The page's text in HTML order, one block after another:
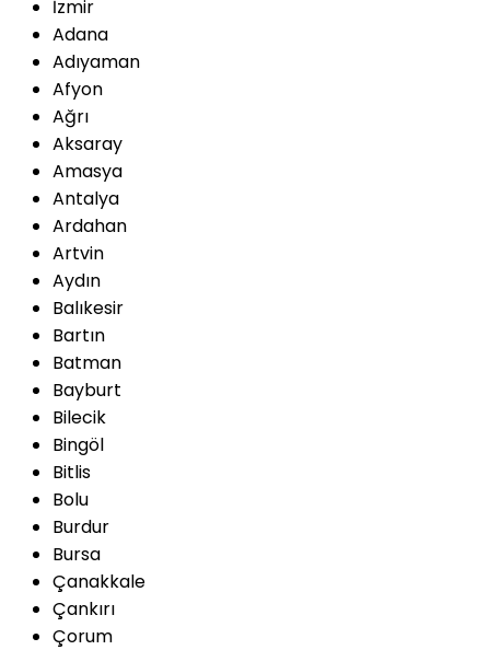
İzmir
Adana
Adıyaman
Afyon
Ağrı
Aksaray
Amasya
Antalya
Ardahan
Artvin
Aydın
Balıkesir
Bartın
Batman
Bayburt
Bilecik
Bingöl
Bitlis
Bolu
Burdur
Bursa
Çanakkale
Çankırı
Çorum